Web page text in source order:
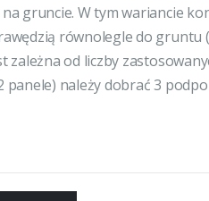
gruncie. W tym wariancie
równolegle do gruntu
zależna od liczby
panele) należy dobrać 3